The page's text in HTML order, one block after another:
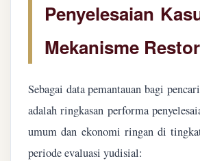
Penyelesaian
Mekanisme
Sebagai data pemantauan bagi
adalah ringkasan performa
umum dan ekonomi ringan di
periode evaluasi yudisial: